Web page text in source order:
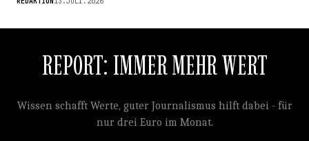
REPORT: IMMER MEHR WERT
Wissen schafft Werte, guter Journalismus hilft dabei - für
nur drei Euro im Monat.